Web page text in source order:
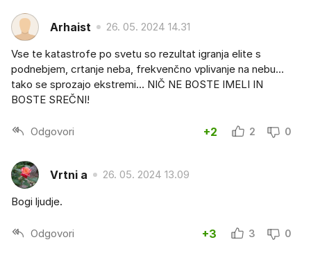
Arhaist 26. 05. 2024 14.31
Vse te katastrofe po svetu so rezultat igranja elite s
podnebjem, crtanje neba, frekvenčno vplivanje na nebu…
tako se sprozajo ekstremi… NIČ NE BOSTE IMELI IN
BOSTE SREČNI!
Odgovori +2 2 0
Vrtni a 26. 05. 2024 13.09
Bogi ljudje.
Odgovori +3 3 0